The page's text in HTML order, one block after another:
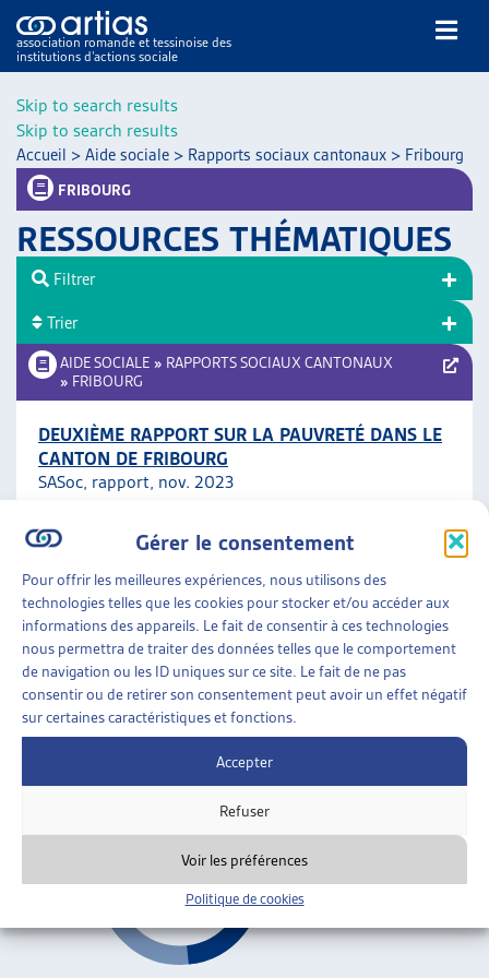
Skip to search results
Gérer le consentement
Pour offrir les meilleures expériences, nous utilisons des
technologies telles que les cookies pour stocker et/ou accéder aux
informations des appareils. Le fait de consentir à ces technologies
nous permettra de traiter des données telles que le comportement
de navigation ou les ID uniques sur ce site. Le fait de ne pas
consentir ou de retirer son consentement peut avoir un effet négatif
sur certaines caractéristiques et fonctions.
Accepter
Refuser
Voir les préférences
Politique de cookies
Skip to search results
association romande et tessinoise des
institutions d’actions sociale
NOS PUBLICATIONS
DOSSIERS DU MOIS
VEILLE
RESSOURCES
GUIDE SOCIAL ROMAND
AUTRES
L’ASSOCIATION
JOURNÉES D’AUTOMNE
Accueil > Aide sociale > Rapports sociaux cantonaux > Fribourg
FRIBOURG
RESSOURCES THÉMATIQUES
AIDE SOCIALE » RAPPORTS SOCIAUX CANTONAUX
» FRIBOURG
DEUXIÈME RAPPORT SUR LA PAUVRETÉ DANS LE
CANTON DE FRIBOURG
SASoc, rapport, nov. 2023
Fribourg
AIDE SOCIALE»RAPPORTS SOCIAUX CANTONAUX
FRIBOURG
PREMIER RAPPORT SUR LA PAUVRETÉ DANS LE
CANTON DE FRIBOURG
SASoc, rapport, sept. 2016
Filtrer
Trier